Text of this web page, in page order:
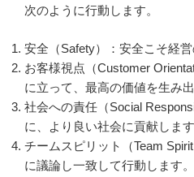
次のように行動します。
安全（Safety）：安全こそ経営
お客様視点（Customer
に立って、最高の価値を生み出
社会への責任（Social
に、より良い社会に貢献します
チームスピリット（Team
に議論し一致して行動します。